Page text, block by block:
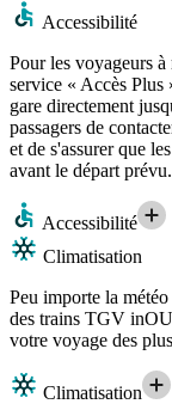
Accessibilité
Pour les voyageurs
service « Accès Plus
gare directement
passagers de
et de s'assurer que
avant le départ prévu.
Accessibilité
Climatisation
Peu importe la
des trains TGV
votre voyage des
Climatisation